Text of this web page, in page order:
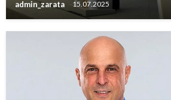
admin_zarata 15.07.2025